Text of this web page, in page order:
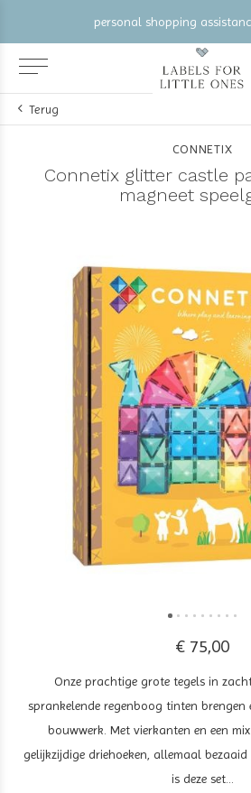
personal shopping
Terug
CONNETIX
Connetix glitter castle
magneet
€ 75,00
Onze prachtige grote tegels in
sprankelende regenboog tinten brengen
bouwwerk. Met vierkanten en een
gelijkzijdige driehoeken, allemaal
is deze set...